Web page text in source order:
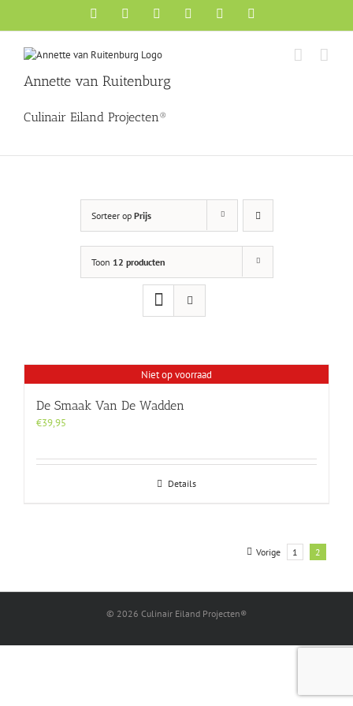
Facebook YouTubeInstagramPinterest
Annette van Ruitenburg
Culinair Eiland Projecten®
Sorteer op Prijs
Toon 12 producten
Niet op voorraad
De Smaak Van De Wadden
€39,95
Details
Vorige 1 2
© 2026 Culinair Eiland Projecten®